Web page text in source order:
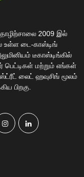
2009 இல்
உள்ள டை-காஸ்டிங்
டீகாஸ்டிங்கில்
பெட்டிகள் மற்றும் எங்கள்
லைட் ஹவுசிங் மூலம்
பிறகு.